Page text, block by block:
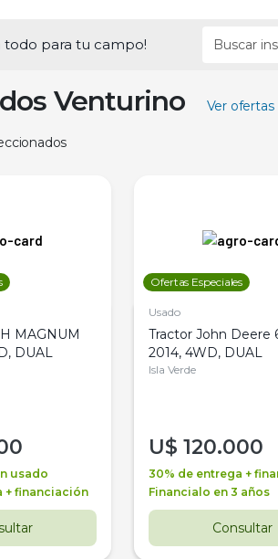
todo para tu campo!
Venturino Ver ofertas
MAGNUM
DUAL
usado
+ financiación
Ofertas Especiales
Usado
Tractor John Deere
2014, 4WD, DUAL
Isla Verde
U$ 120.000
30% de entrega +
Financialo en 3 años
Consultar